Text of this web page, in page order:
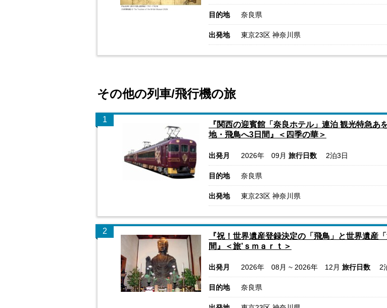
目的地 奈良県
出発地 東京23区 神奈川県
その他の列車/飛行機の旅
1
『関西の迎賓館「奈良ホテル」連泊 観光特急
地・飛鳥へ3日間』＜四季の華＞
出発月 2026年 09月 旅行日数 2泊3日
目的地 奈良県
出発地 東京23区 神奈川県
2
『祝！世界遺産登録決定の「飛鳥」と世界遺
間』＜旅’ｓｍａｒｔ＞
出発月 2026年 08月 ~ 2026年 12月 旅行日数 2
目的地 奈良県